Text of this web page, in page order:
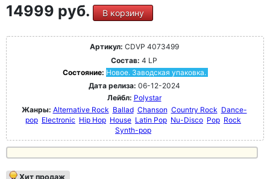
14999 руб. В корзину
Артикул: CDVP 4073499
Состав: 4 LP
Состояние: Новое. Заводская упаковка.
Дата релиза: 06-12-2024
Лейбл: Polystar
Жанры: Alternative Rock Ballad Chanson Country Rock Dance-
pop Electronic Hip Hop House Latin Pop Nu-Disco Pop Rock
Synth-pop
Хит продаж